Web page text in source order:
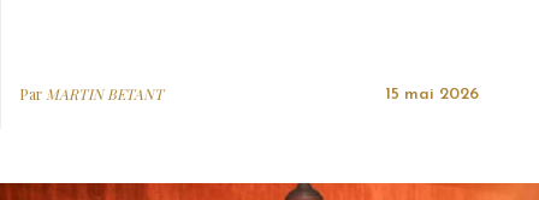
ParMARTIN BETANT 15 mai 2026